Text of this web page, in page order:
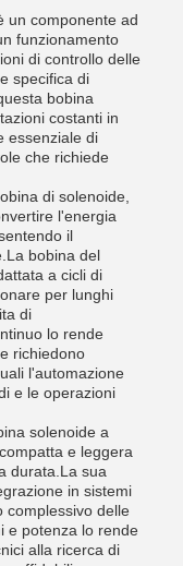
un componente ad
funzionamento
di controllo delle
specifica di
bobina
costanti in
essenziale di
che richiede
di solenoide,
l'energia
il
bobina del
a cicli di
per lunghi
di
lo rende
richiedono
l'automazione
e le operazioni
solenoide a
e leggera
durata.La sua
in sistemi
complessivo delle
e potenza lo rende
alla ricerca di